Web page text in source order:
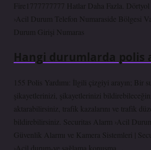
Fire1777777777 Hatlar Daha Fazla.
›Acil Durum Telefon Numaraside Bölgesi
Durum Girişi Numaras
Hangi durumlarda polis
155 Polis Yardımı: İlgili çizgiyi arayın; Bir
şikayetlerinizi, şikayetlerinizi
aktarabilirsiniz, trafik kazalarını ve trafik
bildirebilirsiniz. Securitas Alarm ›Acil
Güvenlik Alarmı ve Kamera Sistemleri |
›Acil durum-ve sağlama konuşma …